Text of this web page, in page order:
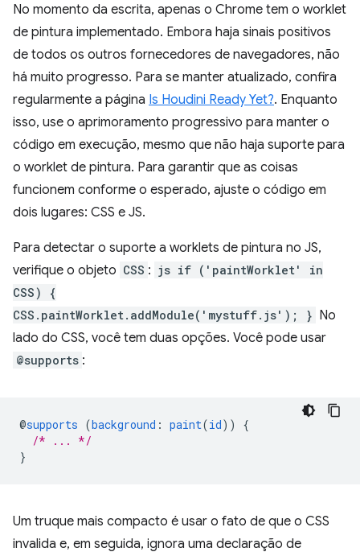
No momento da escrita, apenas o Chrome tem o worklet
de pintura implementado. Embora haja sinais positivos
de todos os outros fornecedores de navegadores, não
há muito progresso. Para se manter atualizado, confira
regularmente a página Is Houdini Ready Yet?. Enquanto
isso, use o aprimoramento progressivo para manter o
código em execução, mesmo que não haja suporte para
o worklet de pintura. Para garantir que as coisas
funcionem conforme o esperado, ajuste o código em
dois lugares: CSS e JS.
Para detectar o suporte a worklets de pintura no JS,
verifique o objeto CSS : js if ('paintWorklet' in
CSS) {
CSS.paintWorklet.addModule('mystuff.js'); } No
lado do CSS, você tem duas opções. Você pode usar
@supports :
@supports (background : paint(id))
{
/* ... */
}
Um truque mais compacto é usar o fato de que o CSS
invalida e, em seguida, ignora uma declaração de